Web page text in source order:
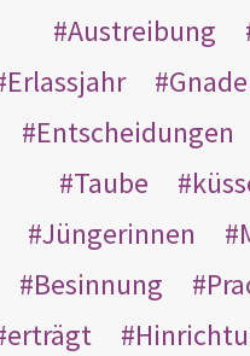
Austreibung
Erlassjahr
Entscheidungen
Taube
Jüngerinnen
Besinnung
erträgt